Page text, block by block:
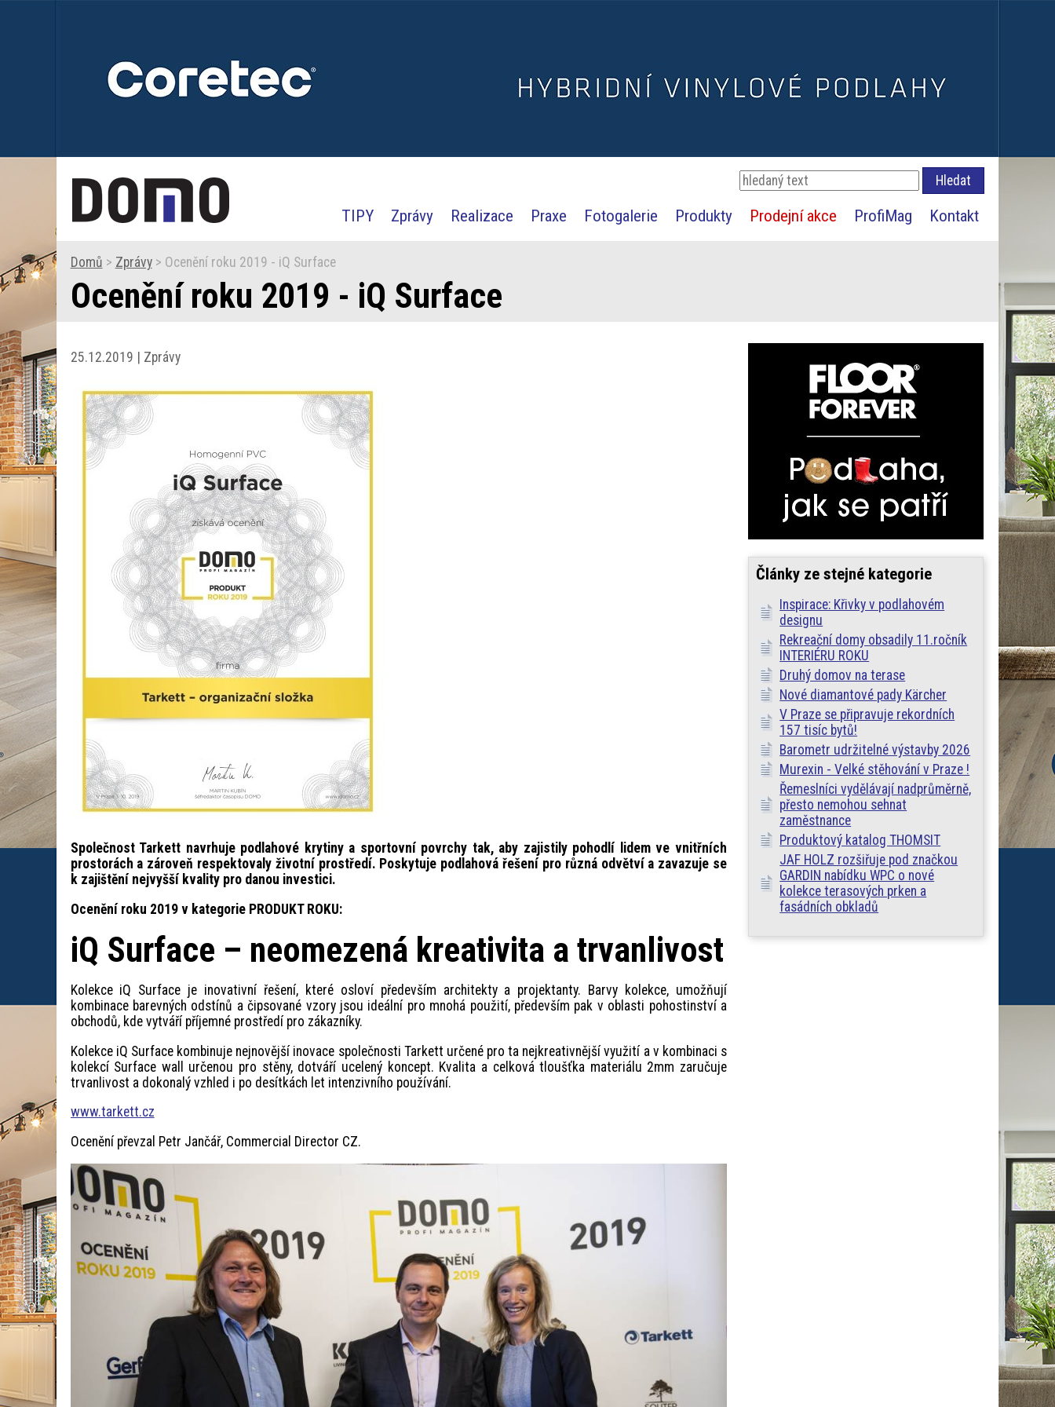
TIPY Zprávy Realizace Praxe Fotogalerie Produkty Prodejní akce ProfiMag Kontakt
Domů > Zprávy> Ocenění roku 2019 - iQ Surface
Ocenění roku 2019 - iQ Surface
Články ze stejné kategorie
Inspirace: Křivky v podlahovém
designu
Rekreační domy obsadily 11.ročník
INTERIÉRU ROKU
Druhý domov na terase
Nové diamantové pady Kärcher
V Praze se připravuje rekordních
157 tisíc bytů!
Barometr udržitelné výstavby 2026
Murexin - Velké stěhování v Praze !
Řemeslníci vydělávají nadprůměrně,
přesto nemohou sehnat
zaměstnance
Produktový katalog THOMSIT
JAF HOLZ rozšiřuje pod značkou
GARDIN nabídku WPC o nové
kolekce terasových prken a
fasádních obkladů
25.12.2019 | Zprávy
Společnost Tarkett navrhuje podlahové krytiny a sportovní povrchy tak, aby zajistily pohodlí lidem ve vnitřních
prostorách a zároveň respektovaly životní prostředí. Poskytuje podlahová řešení pro různá odvětví a zavazuje se
k zajištění nejvyšší kvality pro danou investici.
Ocenění roku 2019 v kategorie PRODUKT ROKU:
iQ Surface – neomezená kreativita a trvanlivost
Kolekce iQ Surface je inovativní řešení, které osloví především architekty a projektanty. Barvy kolekce, umožňují
kombinace barevných odstínů a čipsované vzory jsou ideální pro mnohá použití, především pak v oblasti pohostinství a
obchodů, kde vytváří příjemné prostředí pro zákazníky.
Kolekce iQ Surface kombinuje nejnovější inovace společnosti Tarkett určené pro ta nejkreativnější využití a v kombinaci s
kolekcí Surface wall určenou pro stěny, dotváří ucelený koncept. Kvalita a celková tloušťka materiálu 2mm zaručuje
trvanlivost a dokonalý vzhled i po desítkách let intenzivního používání.
www.tarkett.cz
Ocenění převzal Petr Jančář, Commercial Director CZ.